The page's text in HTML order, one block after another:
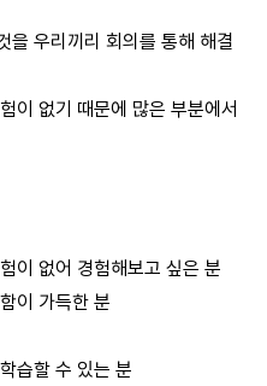
을 우리끼리 회의를 통해 해결
이 없기 때문에 많은 부분에서
이 없어 경험해보고 싶은 분
이 가득한 분
습할 수 있는 분